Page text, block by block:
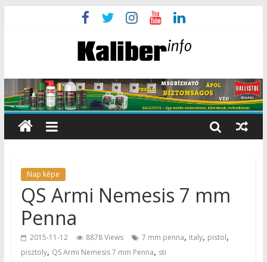
Nap képe
QS Armi Nemesis 7 mm
Penna
2015-11-12 8878 Views 7 mm penna, italy, pistol,
pisztoly, QS Armi Nemesis 7 mm Penna, sti